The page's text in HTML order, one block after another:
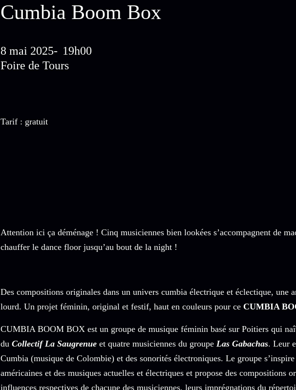
Cumbia Boom Box
8 mai 2025
19h00
Foire de Tours
Tarif : gratuit
Attention ici ça déménage ! Cinq musiciennes bien lookées s’accompagnent de
chauffer le dance floor jusqu’au bout de la night !
Des compositions originales dans un univers cumbia électrique et éclectique, une
lourd. Un projet féminin, original et festif, haut en couleurs pour ce CUMBIA
CUMBIA BOOM BOX est un groupe de musique féminin basé sur Poitiers qui
du Collectif La Saugrenue et quatre musiciennes du groupe Las Gabachas. Leur
Cumbia (musique de Colombie) et des sonorités électroniques. Le groupe
américaines et des musiques actuelles et électriques et propose des compositions
influences respectives de chacune des musiciennes, leurs imprégnations du